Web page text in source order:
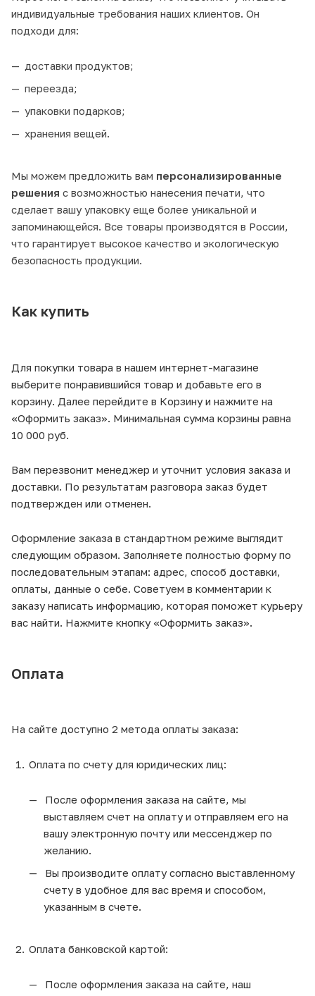
индивидуальные требования наших клиентов. Он
подходи для:
доставки продуктов;
переезда;
упаковки подарков;
хранения вещей.
Мы можем предложить вам персонализированные
решения с возможностью нанесения печати, что
сделает вашу упаковку еще более уникальной и
запоминающейся. Все товары производятся в России,
что гарантирует высокое качество и экологическую
безопасность продукции.
Как купить
Для покупки товара в нашем интернет-магазине
выберите понравившийся товар и добавьте его в
корзину. Далее перейдите в Корзину и нажмите на
«Оформить заказ». Минимальная сумма корзины равна
10 000 руб.
Вам перезвонит менеджер и уточнит условия заказа и
доставки. По результатам разговора заказ будет
подтвержден или отменен.
Оформление заказа в стандартном режиме выглядит
следующим образом. Заполняете полностью форму по
последовательным этапам: адрес, способ доставки,
оплаты, данные о себе. Советуем в комментарии к
заказу написать информацию, которая поможет курьеру
вас найти. Нажмите кнопку «Оформить заказ».
Оплата
На сайте доступно 2 метода оплаты заказа:
Оплата по счету для юридических лиц:
После оформления заказа на сайте, мы
выставляем счет на оплату и отправляем его на
вашу электронную почту или мессенджер по
желанию.
Вы производите оплату согласно выставленному
счету в удобное для вас время и способом,
указанным в счете.
Оплата банковской картой:
После оформления заказа на сайте, наш